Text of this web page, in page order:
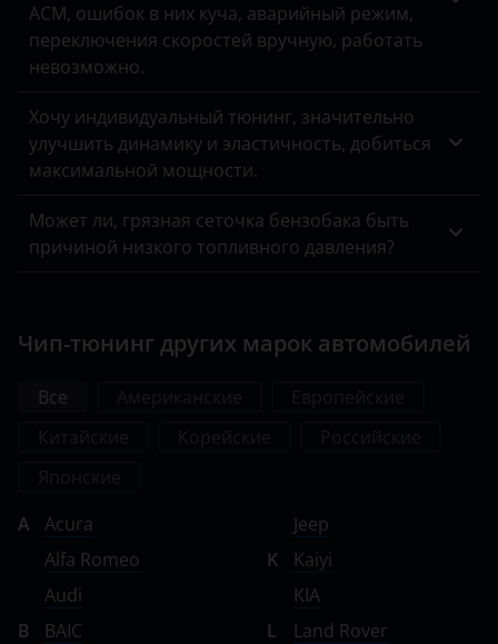
ACM, ошибок в них куча, аварийный режим,
переключения скоростей вручную, работать
невозможно.
Хочу индивидуальный тюнинг, значительно
улучшить динамику и эластичность, добиться
максимальной мощности.
Может ли, грязная сеточка бензобака быть
причиной низкого топливного давления?
Чип-тюнинг других марок автомобилей
Все
A
Acura
Alfa Romeo
Audi
B
BAIC
Jeep
K
Kaiyi
KIA
L
Land Rover